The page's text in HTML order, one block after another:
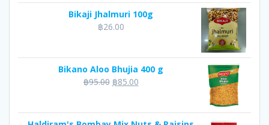
Bikaji Jhalmuri 100g
฿26.00
Bikano Aloo Bhujia 400 g
฿95.00 Original
฿95.00.
฿85.00Current
฿85.00.